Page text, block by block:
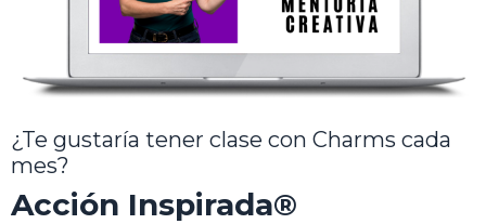
¿Te gustaría tener clase con Charms cada
mes?
Acción Inspirada®